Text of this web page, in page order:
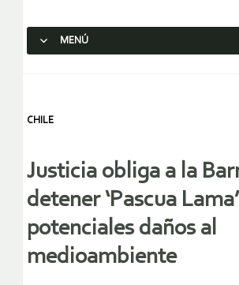
MENÚ
CHILE
Justicia obliga a la
detener ‘Pascua
potenciales daños al
medioambiente